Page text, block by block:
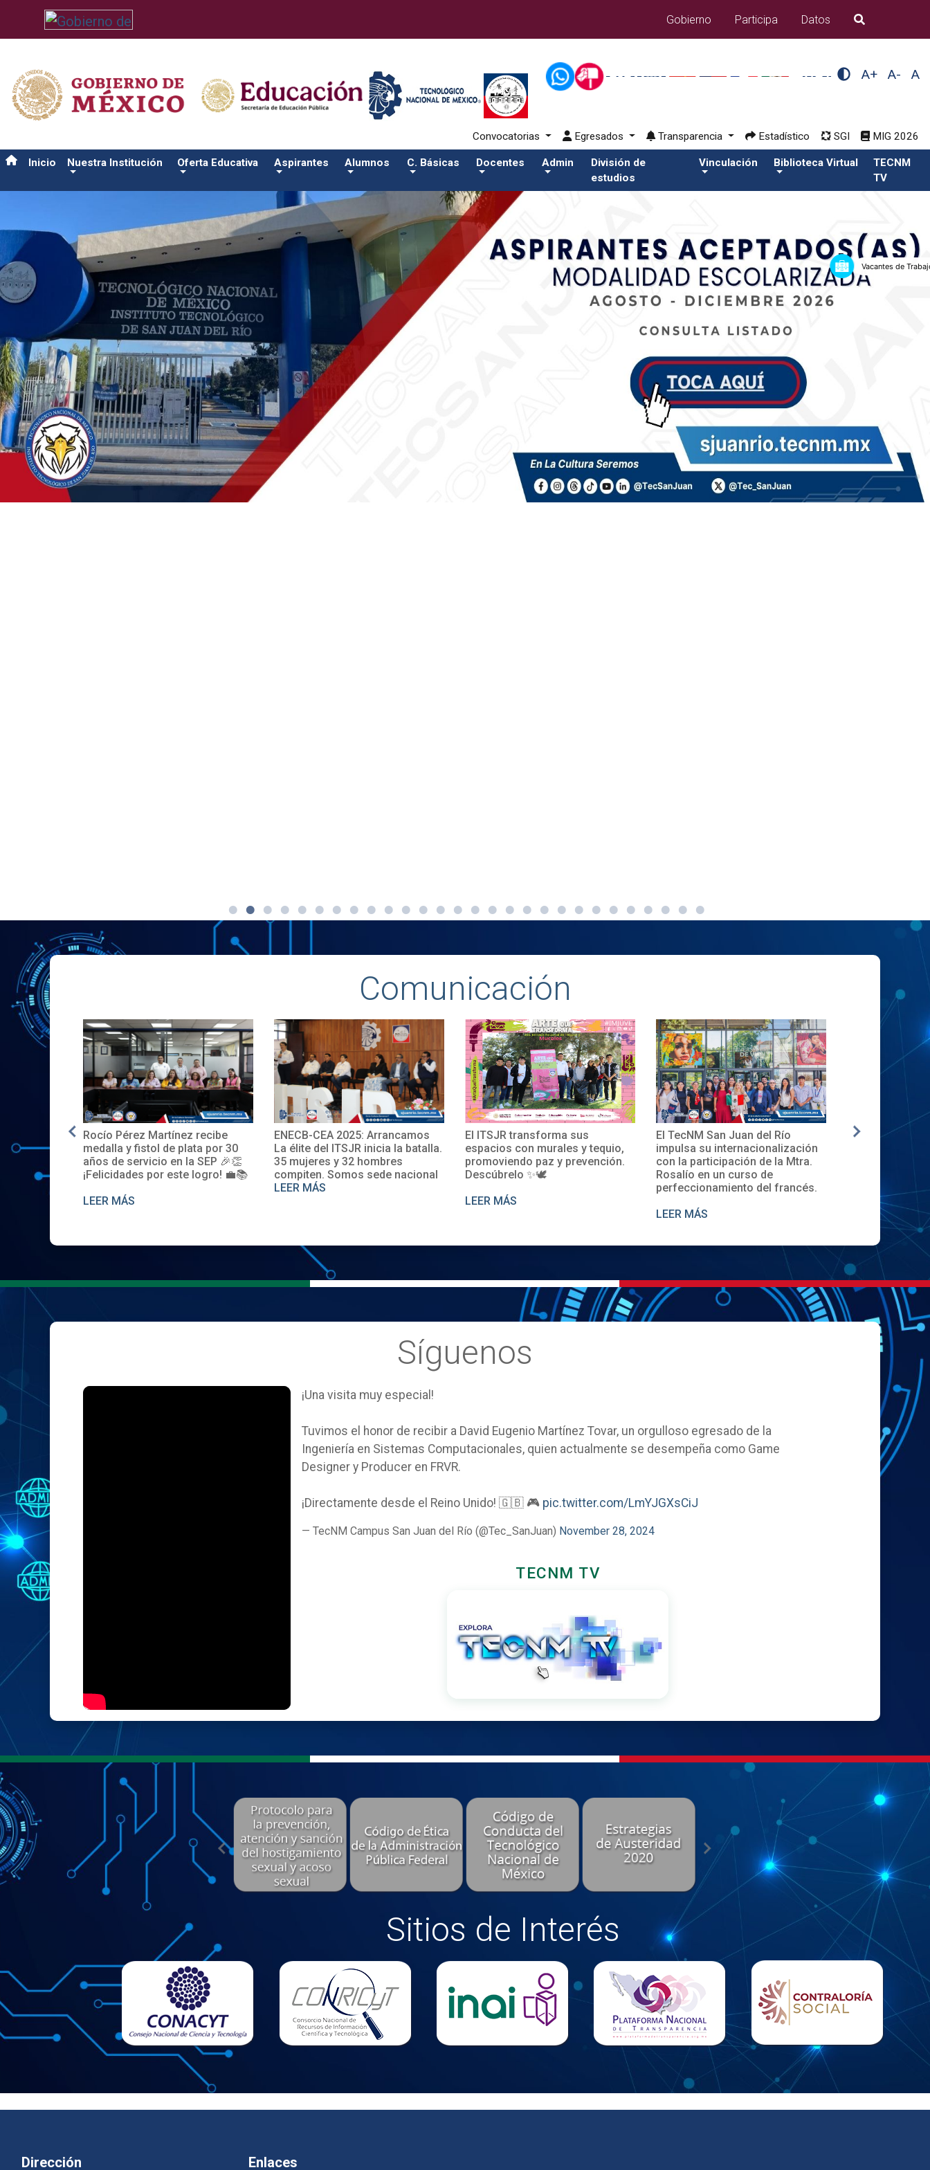
/usr/bin/ruby /www/wwwroot/sjuanrio.tecnm.mx/api/article.rb 42-aspirantes/plantilla_tecnmSalida del comando:
Gobierno
Participa Datos B�squeda
A+ A- A
Convocatorias Egresados Transparencia Estadístico SGI MIG 2026
Inicio Nuestra Institución Oferta Educativa Aspirantes Alumnos C. Básicas Docentes Admin
División de
estudios
Vinculación Biblioteca Virtual
TECNM
TV
Comunicación
EE.UU.
Rocío Pérez Martínez recibe
medalla y fistol de plata por 30
años de servicio en la SEP 🎉👏
¡Felicidades por este logro! 💼📚
LEER MÁS
ENECB-CEA 2025: Arrancamos
La élite del ITSJR inicia la batalla.
35 mujeres y 32 hombres
compiten. Somos sede nacional
LEER MÁS
El ITSJR transforma sus
espacios con murales y tequio,
promoviendo paz y prevención.
Descúbrelo ✨🕊
LEER MÁS
El TecNM San Juan del Río
impulsa su internacionalización
con la participación de la Mtra.
Rosalío en un curso de
perfeccionamiento del francés.
LEER MÁS
✨🎓Toma de
Síguenos
¡Una visita muy especial!
Tuvimos el honor de recibir a David Eugenio Martínez Tovar, un orgulloso egresado de la
Ingeniería en Sistemas Computacionales, quien actualmente se desempeña como Game
Designer y Producer en FRVR.
¡Directamente desde el Reino Unido! 🇬🇧 🎮 pic.twitter.com/LmYJGXsCiJ
— TecNM Campus San Juan del Río (@Tec_SanJuan) November 28, 2024
TECNM TV
Sitios de Interés
Dirección Enlaces